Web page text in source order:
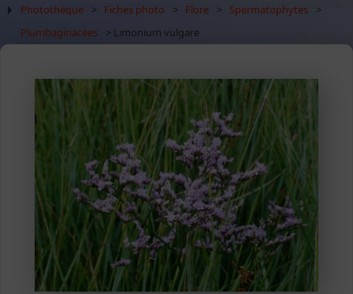
Photothèque > Fiches photo > Flore > Spermatophytes
>
Plumbaginacées
> Limonium vulgare